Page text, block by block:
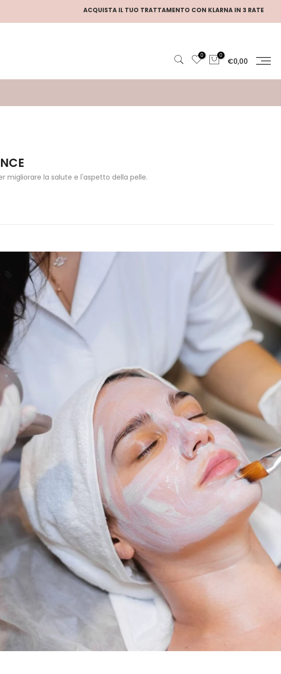
ACQUISTA IL TUO TRATTAMENTO CON KLARNA IN 3 RATE
0 0
€0,00
migliorare la salute e l'aspetto della pelle.